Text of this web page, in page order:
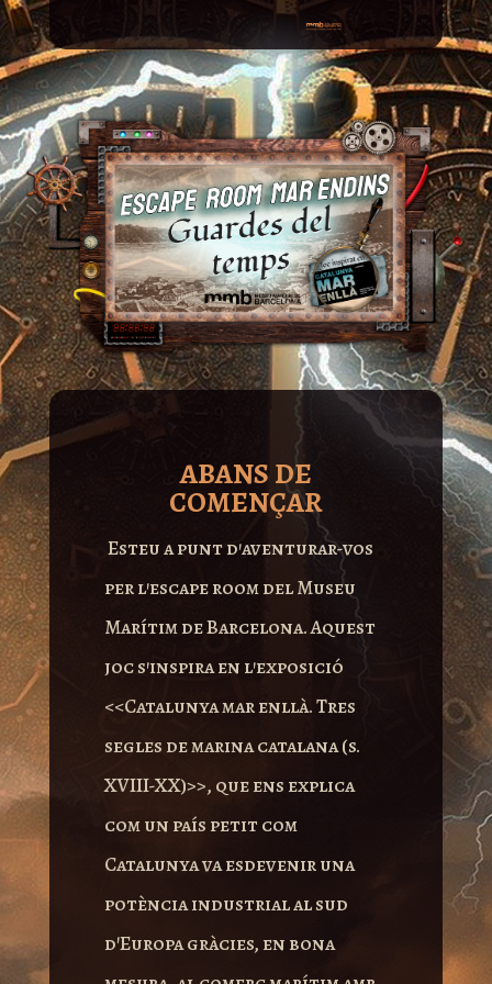
ABANS DE
COMENÇAR
Esteu a punt d’aventurar-vos
per l’escape room del Museu
Marítim de Barcelona. Aquest
joc s’inspira en l’exposició
<<Catalunya mar enllà. Tres
segles de marina catalana (s.
XVIII-XX)>>, que ens explica
com un país petit com
Catalunya va esdevenir una
potència industrial al sud
d’Europa gràcies, en bona